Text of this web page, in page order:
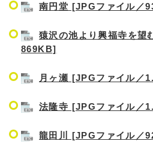
南円堂 [JPGファイル／
猿沢の池より興福寺を望
869KB]
月ヶ瀬 [JPGファイル／
法隆寺 [JPGファイル／
龍田川 [JPGファイル／